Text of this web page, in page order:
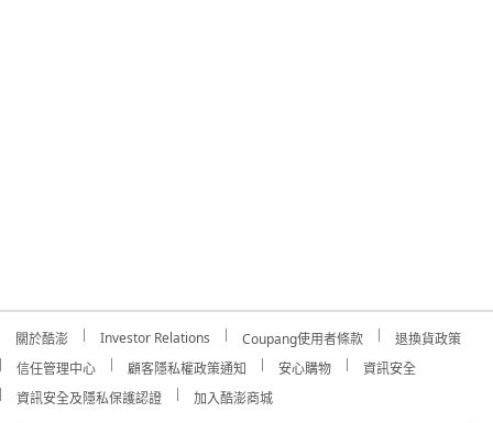
關於酷澎 Investor Relations Coupang使用者條款
退換貨政策
信任管理中心
顧客隱私權政策通知 安心購物
資訊安全
資訊安全及隱私保護認證
加入酷澎商城